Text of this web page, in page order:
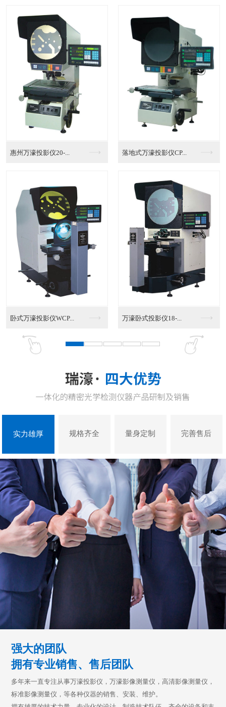
全自动影像测量仪维修... 海南万濠全自动影像测...
VMS-4030G影... VMS-3020G影...
实力雄厚 规格齐全 量身定制 完善售后
强大的团队
拥有专业销售、售后团队
多年来一直专注从事万濠投影仪，万濠影像测量仪，高清影像测量仪，
标准影像测量仪，等各种仪器的销售、安装、维护。